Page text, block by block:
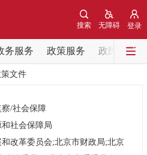
登录
无障碍
搜索
务服务 政策服务 政民互动
院信息
议信息
文件
/社会保障
社会保障局
改革委员会;北京市财政局;北京